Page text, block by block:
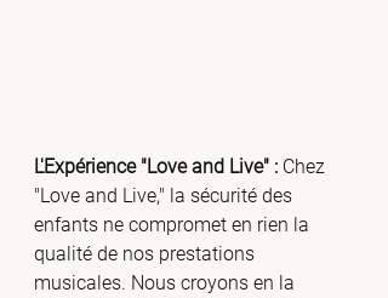
L'Expérience "Love and Live" : Chez
"Love and Live," la sécurité des
enfants ne compromet en rien la
qualité de nos prestations
musicales. Nous croyons en la